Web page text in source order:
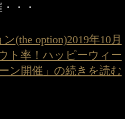
・・
(the option)2019年10月
ト率！ハッピーウィー
ン開催」の続きを読む